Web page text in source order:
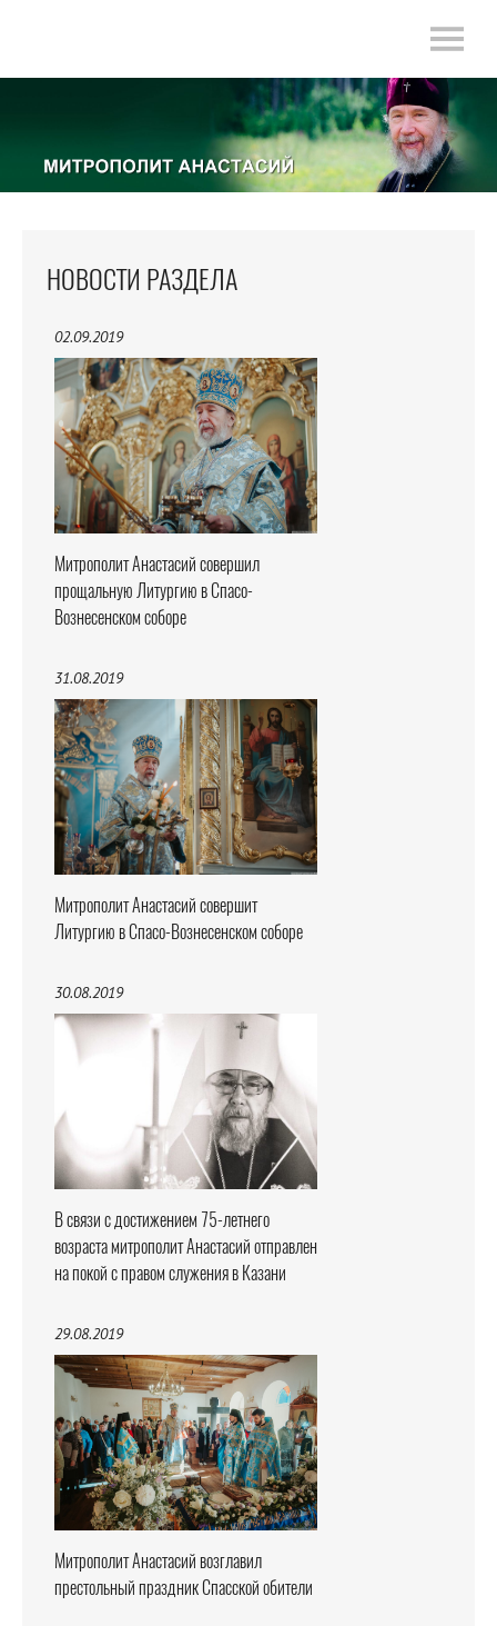
НОВОСТИ РАЗДЕЛА
02.09.2019
Митрополит Анастасий совершил
прощальную Литургию в Спасо-
Вознесенском соборе
31.08.2019
Митрополит Анастасий совершит
Литургию в Спасо-Вознесенском соборе
30.08.2019
В связи с достижением 75-летнего
возраста митрополит Анастасий отправлен
на покой с правом служения в Казани
29.08.2019
Митрополит Анастасий возглавил
престольный праздник Спасской обители